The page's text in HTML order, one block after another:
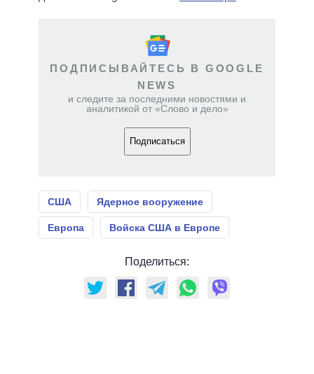
ПОДПИСЫВАЙТЕСЬ В GOOGLE
NEWS
и следите за последними новостями и
аналитикой от «Слово и дело»
Подписаться
США Ядерное вооружение
Европа Войска США в Европе
Поделиться: